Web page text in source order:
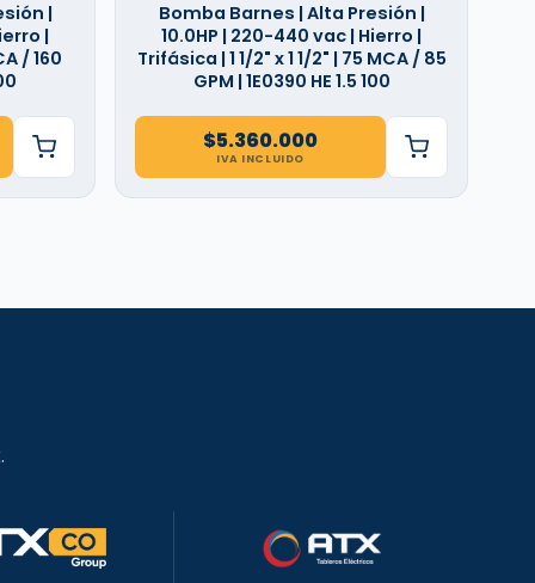
|
|
/ 160
Bomba Barnes | Alta Presión |
10.0HP | 220-440 vac | Hierro |
Trifásica | 1 1/2" x 1 1/2" | 75 MCA / 85
GPM | 1E0390 HE 1.5 100
$5.360.000
IVA INCLUIDO